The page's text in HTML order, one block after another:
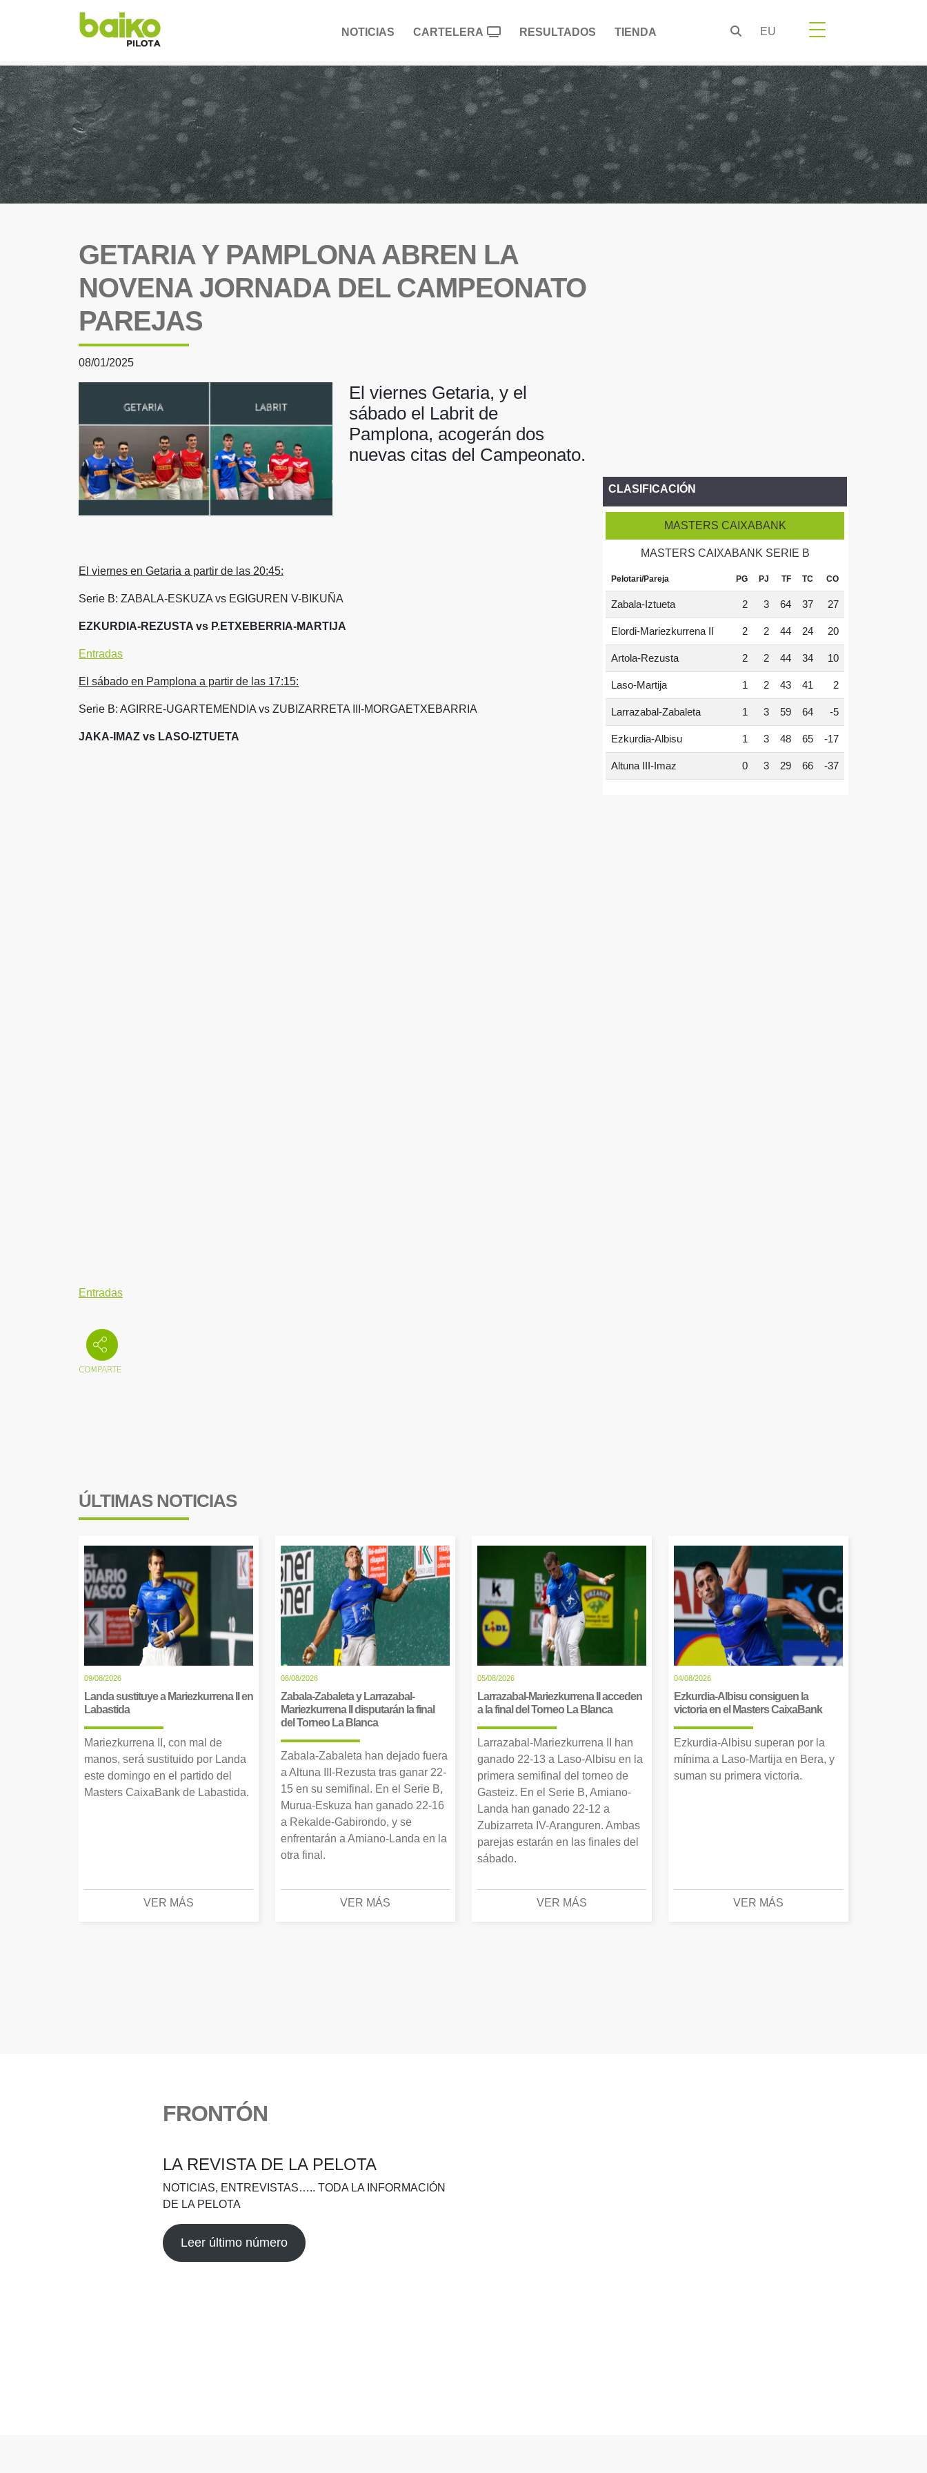
NOTICIAS CARTELERA RESULTADOS TIENDA EU
GETARIA Y PAMPLONA ABREN LA
NOVENA JORNADA DEL CAMPEONATO
PAREJAS
08/01/2025
El viernes Getaria, y el
sábado el Labrit de
Pamplona, acogerán dos
nuevas citas del Campeonato.
El viernes en Getaria a partir de las 20:45:
Serie B: ZABALA-ESKUZA vs EGIGUREN V-BIKUÑA
EZKURDIA-REZUSTA vs P.ETXEBERRIA-MARTIJA
Entradas
El sábado en Pamplona a partir de las 17:15:
Serie B: AGIRRE-UGARTEMENDIA vs ZUBIZARRETA III-MORGAETXEBARRIA
JAKA-IMAZ vs LASO-IZTUETA
Entradas
CLASIFICACIÓN
MASTERS CAIXABANK
MASTERS CAIXABANK SERIE B
Pelotari/Pareja PG PJ TF TC CO
Zabala-Iztueta 2 3 64 37 27
Elordi-Mariezkurrena II 2 2 44 24 20
Artola-Rezusta 2 2 44 34 10
Laso-Martija 1 2 43 41 2
Larrazabal-Zabaleta 1 3 59 64 -5
Ezkurdia-Albisu 1 3 48 65 -17
Altuna III-Imaz 0 3 29 66 -37
ÚLTIMAS NOTICIAS
09/08/2026
Landa sustituye a Mariezkurrena II en
Labastida
Mariezkurrena II, con mal de
manos, será sustituido por Landa
este domingo en el partido del
Masters CaixaBank de Labastida.
VER MÁS
06/08/2026
Zabala-Zabaleta y Larrazabal-
Mariezkurrena II disputarán la final
del Torneo La Blanca
Zabala-Zabaleta han dejado fuera
a Altuna III-Rezusta tras ganar 22-
15 en su semifinal. En el Serie B,
Murua-Eskuza han ganado 22-16
a Rekalde-Gabirondo, y se
enfrentarán a Amiano-Landa en la
otra final.
VER MÁS
05/08/2026
Larrazabal-Mariezkurrena II acceden
a la final del Torneo La Blanca
Larrazabal-Mariezkurrena II han
ganado 22-13 a Laso-Albisu en la
primera semifinal del torneo de
Gasteiz. En el Serie B, Amiano-
Landa han ganado 22-12 a
Zubizarreta IV-Aranguren. Ambas
parejas estarán en las finales del
sábado.
VER MÁS
04/08/2026
Ezkurdia-Albisu consiguen la
victoria en el Masters CaixaBank
Ezkurdia-Albisu superan por la
mínima a Laso-Martija en Bera, y
suman su primera victoria.
VER MÁS
FRONTÓN
LA REVISTA DE LA PELOTA
NOTICIAS, ENTREVISTAS….. TODA LA INFORMACIÓN
DE LA PELOTA
Leer último número